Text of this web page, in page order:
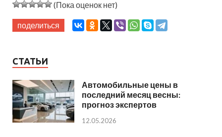
(Пока оценок нет)
поделиться
СТАТЬИ
Автомобильные цены в
последний месяц весны:
прогноз экспертов
12.05.2026